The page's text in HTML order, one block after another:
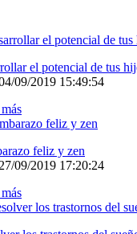
el potencial de tus
09/2019 15:49:54
feliz y zen
09/2019 17:20:24